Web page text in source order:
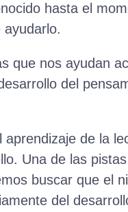
hasta el
que nos ayudan
del
de la
Una de las
buscar que el
del